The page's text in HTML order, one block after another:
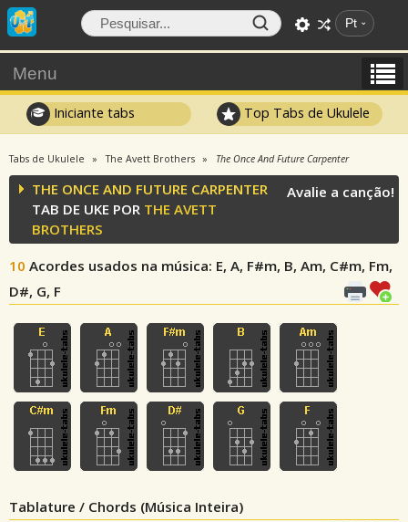
Pt
Menu
Iniciante tabs Top Tabs de Ukulele
Tabs de Ukulele The Avett Brothers The Once And Future Carpenter
THE ONCE AND FUTURE CARPENTER
TAB DE UKE POR THE AVETT
BROTHERS
10 Acordes usados na música: E, A, F#m, B, Am, C#m, Fm,
D#, G, F
Avalie a canção!
Tablature / Chords (Música Inteira)